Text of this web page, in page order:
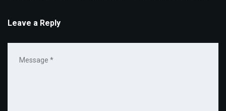
Leave a Reply